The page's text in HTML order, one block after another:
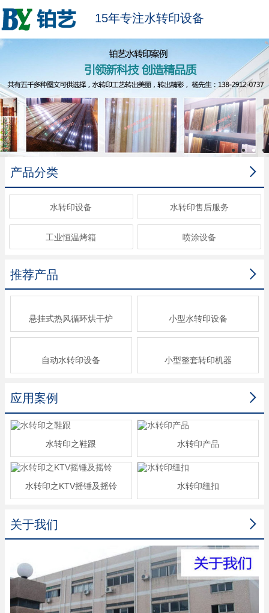
15年专注水转印设备

产品分类
水转印设备 水转印售后服务
工业恒温烤箱 喷涂设备

推荐产品
悬挂式热风循环烘干炉 小型水转印设备
自动水转印设备 小型整套转印机器

应用案例
水转印之鞋跟 水转印产品
水转印之KTV摇锤及摇铃 水转印纽扣

关于我们